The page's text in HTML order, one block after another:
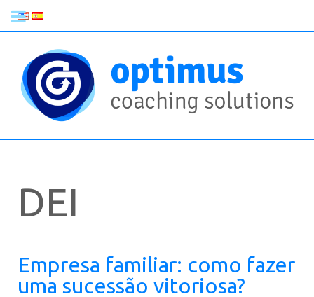
DEI
Empresa familiar: como fazer
uma sucessão vitoriosa?